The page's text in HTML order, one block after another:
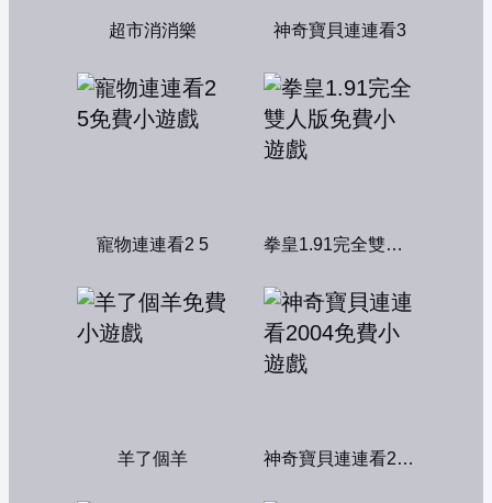
超市消消樂 神奇寶貝連連看3
寵物連連看2 5 拳皇1.91完全雙人版
羊了個羊 神奇寶貝連連看2004